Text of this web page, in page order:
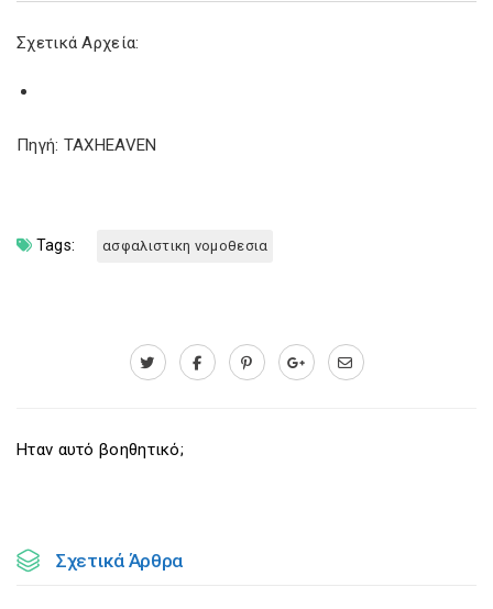
Σχετικά Αρχεία:
Πηγή: TAXHEAVEN
Tags: ασφαλιστικη νομοθεσια
Ηταν αυτό βοηθητικό;
Σχετικά Άρθρα